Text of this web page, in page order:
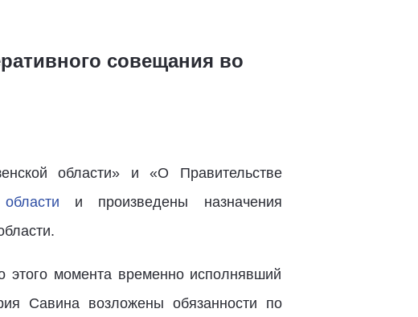
совещания во
области» и «О Правительстве
и произведены назначения
этого момента временно исполнявший
Савина возложены обязанности по